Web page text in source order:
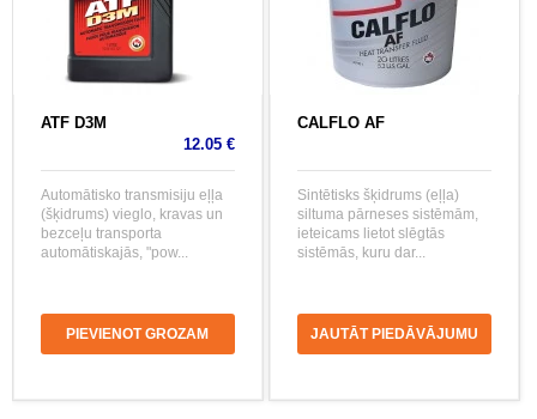
ATF D3M
12.05 €
Automātisko transmisiju eļļa
(šķidrums) vieglo, kravas un
bezceļu transporta
automātiskajās, "pow...
PIEVIENOT GROZAM
CALFLO AF
Sintētisks šķidrums (eļļa)
siltuma pārneses sistēmām,
ieteicams lietot slēgtās
sistēmās, kuru dar...
JAUTĀT PIEDĀVĀJUMU